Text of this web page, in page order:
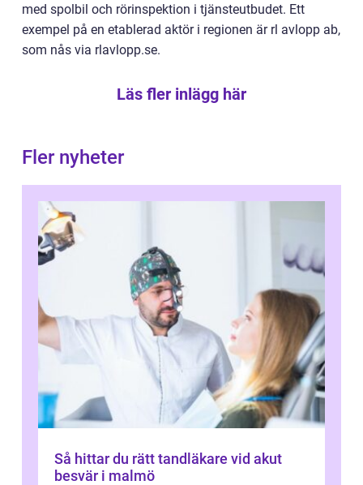
med spolbil och rörinspektion i tjänsteutbudet. Ett
exempel på en etablerad aktör i regionen är rl avlopp ab,
som nås via rlavlopp.se.
Läs fler inlägg här
Fler nyheter
Så hittar du rätt tandläkare vid akut
besvär i malmö